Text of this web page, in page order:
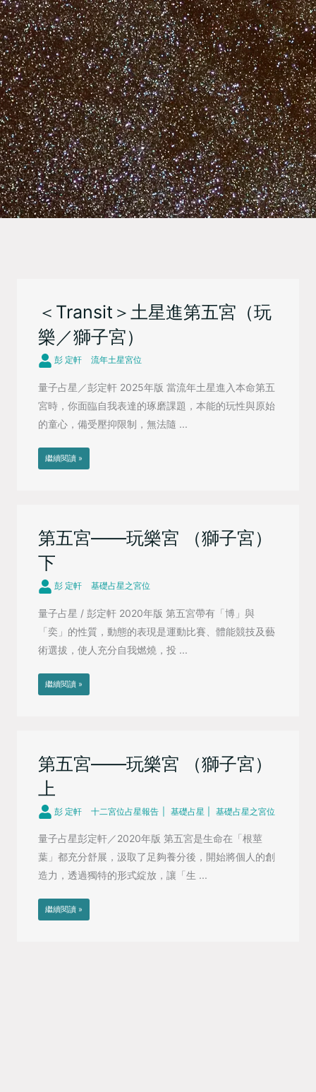
＜Transit＞土星進第五宮（玩
樂／獅子宮）
彭 定軒 流年土星宮位
量子占星／彭定軒 2025年版 當流年土星進入本命第五
宮時，你面臨自我表達的琢磨課題，本能的玩性與原始
的童心，備受壓抑限制，無法隨 ...
繼續閱讀 »
第五宮——玩樂宮 （獅子宮）
下
彭 定軒 基礎占星之宮位
量子占星 / 彭定軒 2020年版 第五宮帶有「博」與
「奕」的性質，動態的表現是運動比賽、體能競技及藝
術選拔，使人充分自我燃燒，投 ...
繼續閱讀 »
第五宮——玩樂宮 （獅子宮）
上
彭 定軒 十二宮位占星報告 基礎占星 基礎占星之宮位
量子占星彭定軒／2020年版 第五宮是生命在「根莖
葉」都充分舒展，汲取了足夠養分後，開始將個人的創
造力，透過獨特的形式綻放，讓「生 ...
繼續閱讀 »